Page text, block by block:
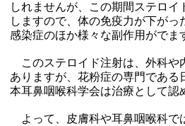
しれませんが、この期間ステロイ
しますので、体の免疫力が下が
感染症のほか様々な副作用がでま
このステロイド注射は、外科や
ありますが、花粉症の専門である
本耳鼻咽喉科学会は治療として認
よって、皮膚科や耳鼻咽喉科で